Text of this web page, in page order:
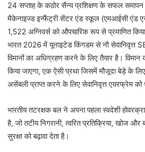
24 सप्ताह के कठोर सैन्य प्रशिक्षण के सफल
मैकेनाइज्ड इन्फैंट्री सेंटर एंड स्कूल (एमआईसी एंड
1,522 अग्निवर्स को औपचारिक रूप से प्रमाणित
भारत 2026 में यूनाइटेड किंगडम से नौ
विमानों का अधिग्रहण करने के लिए तैयार है। विमान
किया जाएगा, एक ऐसी प्रथा जिसमें मौजूदा बेड़े के
असेंबली प्राप्त करने के लिए सेवानिवृत्त एयरफ्रेम को
भारतीय तटरक्षक बल ने अपना पहला स्वदेशी
है, जो तटीय निगरानी, त्वरित प्रतिक्रिया, खोज
सुरक्षा को बढ़ावा देता है।